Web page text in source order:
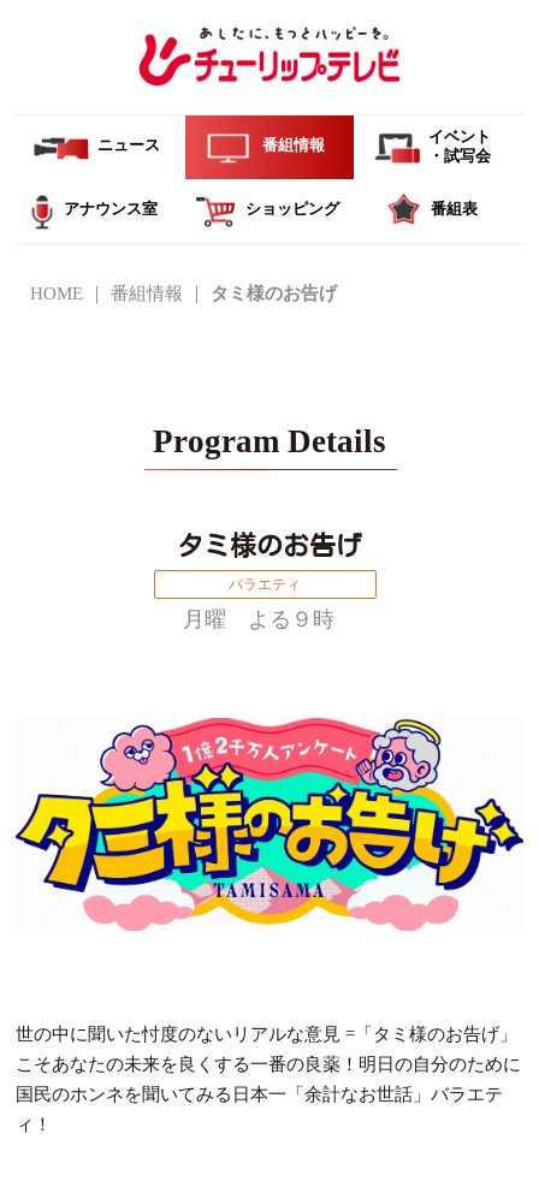
ニュース 番組情報
イベント
・試写会
アナウンス室 ショッピング 番組表
HOME 番組情報 タミ様のお告げ
Program Details
タミ様のお告げ
バラエティ
月曜 よる９時
世の中に聞いた忖度のないリアルな意見 =「タミ様のお告げ」
こそあなたの未来を良くする一番の良薬！明日の自分のために
国民のホンネを聞いてみる日本一「余計なお世話」バラエテ
ィ！